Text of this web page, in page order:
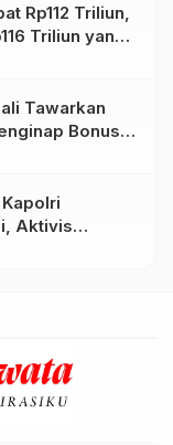
Rp112 Triliun,
Triliun yang
Tawarkan
Bonus
Rp88.888
Aktivis
Sejarah